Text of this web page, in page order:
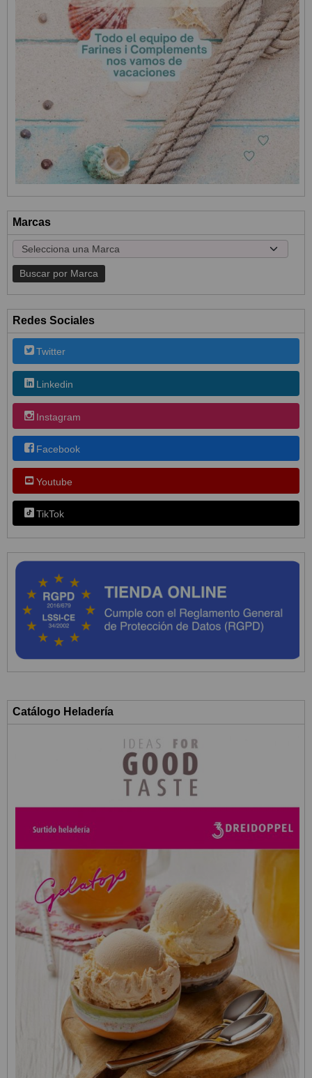
Marcas
Redes Sociales
Twitter
Linkedin
Instagram
Facebook
Youtube
TikTok
Catálogo Heladería